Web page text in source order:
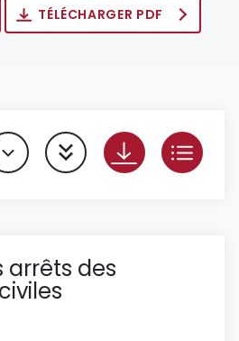
TÉLÉCHARGER PDF
arrêts des